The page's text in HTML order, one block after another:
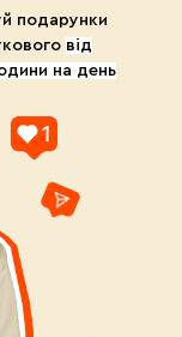
подарунки
від
на день